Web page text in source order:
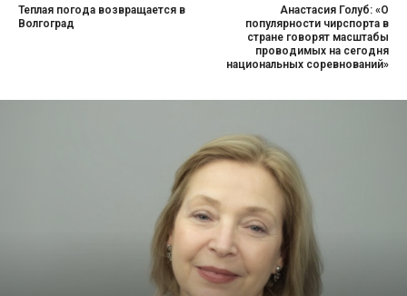
Теплая погода возвращается в
Волгоград
Анастасия Голуб: «О
популярности чирспорта в
стране говорят масштабы
проводимых на сегодня
национальных соревнований»